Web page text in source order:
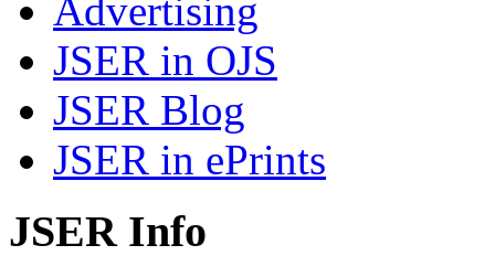
Advertising
JSER in OJS
JSER Blog
JSER in ePrints
JSER Info